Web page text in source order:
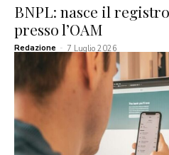
BNPL: nasce il
presso l’OAM
Redazione - 7 Luglio 2026